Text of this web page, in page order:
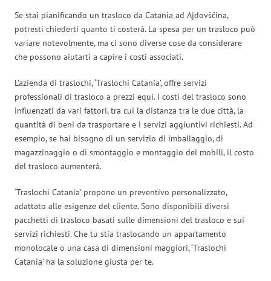
Se stai pianificando un trasloco da Catania ad Ajdovščina,
potresti chiederti quanto ti costerà. La spesa per un trasloco può
variare notevolmente, ma ci sono diverse cose da considerare
che possono aiutarti a capire i costi associati.
L’azienda di traslochi, ‘Traslochi Catania’, offre servizi
professionali di trasloco a prezzi equi. I costi del trasloco sono
influenzati da vari fattori, tra cui la distanza tra le due città, la
quantità di beni da trasportare e i servizi aggiuntivi richiesti. Ad
esempio, se hai bisogno di un servizio di imballaggio, di
magazzinaggio o di smontaggio e montaggio dei mobili, il costo
del trasloco aumenterà.
‘Traslochi Catania’ propone un preventivo personalizzato,
adattato alle esigenze del cliente. Sono disponibili diversi
pacchetti di trasloco basati sulle dimensioni del trasloco e sui
servizi richiesti. Che tu stia traslocando un appartamento
monolocale o una casa di dimensioni maggiori, ‘Traslochi
Catania’ ha la soluzione giusta per te.